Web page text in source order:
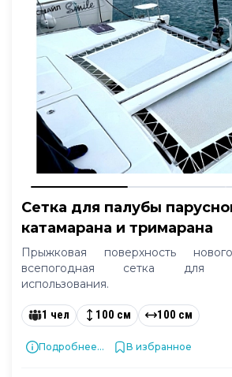
Сетка для палубы
катамарана и тримарана
Прыжковая поверхность
всепогодная сетка для
использования.
1 чел 100 см 100 см
Подробнее... В избранное